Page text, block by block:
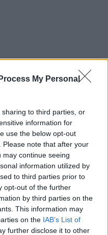
My Personal
to third parties, or
information for
use the below opt-out
note that after your
continue seeing
information utilized by
to third parties prior to
opt-out of the further
by third parties on the
This information may
on the IAB’s List of
further disclose it to other
DE CATEGORÍA
INFANTILES